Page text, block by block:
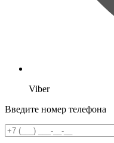
Viber
Введите номер телефона